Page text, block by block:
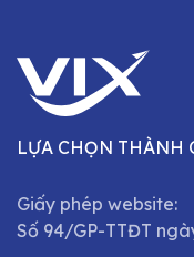
LỰA CHỌN THÀNH
Giấy phép website:
Số 94/GP-TTĐT